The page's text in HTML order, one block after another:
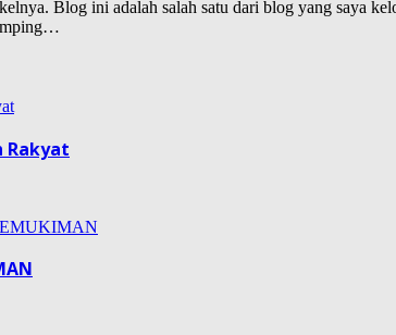
Blog ini adalah salah satu dari blog yang saya
Rakyat